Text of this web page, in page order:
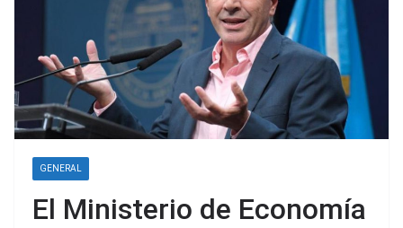
GENERAL
El Ministerio de Economía